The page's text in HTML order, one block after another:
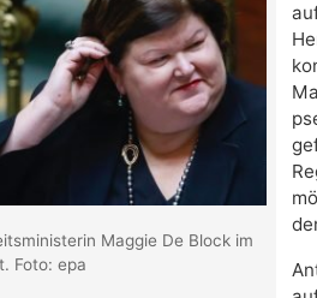
Maggie De Block im
Foto: epa